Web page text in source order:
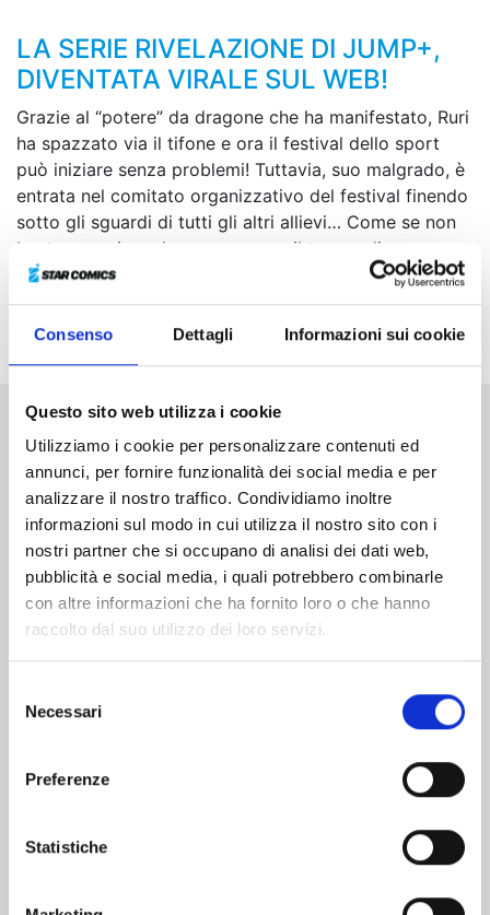
Consenso Dettagli Informazioni sui cookie
Questo sito web utilizza i cookie
Utilizziamo i cookie per personalizzare contenuti ed
annunci, per fornire funzionalità dei social media e per
analizzare il nostro traffico. Condividiamo inoltre
informazioni sul modo in cui utilizza il nostro sito con i
nostri partner che si occupano di analisi dei dati web,
pubblicità e social media, i quali potrebbero combinarle
con altre informazioni che ha fornito loro o che hanno
raccolto dal suo utilizzo dei loro servizi.
delNecessari
Preferenze
Statistiche
LA SERIE RIVELAZIONE DI JUMP+,
DIVENTATA VIRALE SUL WEB!
Grazie al “potere” da dragone che ha manifestato, Ruri
ha spazzato via il tifone e ora il festival dello sport
può iniziare senza problemi! Tuttavia, suo malgrado, è
entrata nel comitato organizzativo del festival finendo
sotto gli sguardi di tutti gli altri allievi… Come se non
bastasse, prima che possa avere il tempo di
riprendersi dal disagio, ecco che una nuova anomalia
si verifica nel suo corpo! Il festival dello sport della
nostra “dragon girl” diventa sempre più turbolento...
Altri volumi della serie